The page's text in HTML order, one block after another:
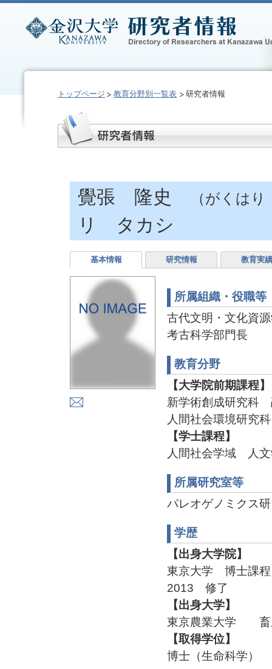
トップページ 教育分野別一覧表 研究者情報
覺張 隆史 （がくは
リ タカシ
基本情報 研究情報 教育実績
所属組織・役職等
古代文明・文化資
考古科学部門長
教育分野
【大学院前期課程】
新学術創成研究科
人間社会環境研究
【学士課程】
人間社会学域 人
所属研究室等
パレオゲノミクス
学歴
【出身大学院】
東京大学 博士課
2013 修了
【出身大学】
東京農業大学 畜
【取得学位】
博士（生命科学）